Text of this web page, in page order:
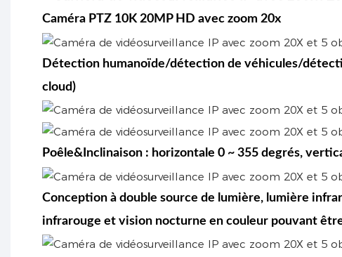
Caméra PTZ 10K 20MP HD avec zoom 20x
Détection humanoïde/détection de véhicules/
cloud)
Poêle&Inclinaison : horizontale 0 ~ 355 degrés,
Conception à double source de lumière, lumière
infrarouge et vision nocturne en couleur pouvant